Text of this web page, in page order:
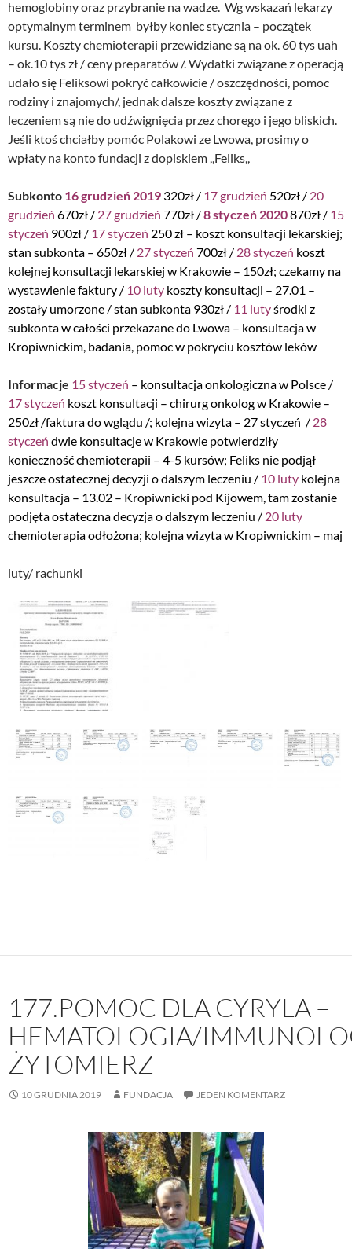
hemoglobiny oraz przybranie na wadze. Wg wskazań lekarzy
optymalnym terminem byłby koniec stycznia – początek
kursu. Koszty chemioterapii przewidziane są na ok. 60 tys uah
– ok.10 tys zł / ceny preparatów /. Wydatki związane z operacją
udało się Feliksowi pokryć całkowicie / oszczędności, pomoc
rodziny i znajomych/, jednak dalsze koszty związane z
leczeniem są nie do udźwignięcia przez chorego i jego bliskich.
Jeśli ktoś chciałby pomóc Polakowi ze Lwowa, prosimy o
wpłaty na konto fundacji z dopiskiem ,,Feliks,,
Subkonto 16 grudzień 2019 320zł / 17 grudzień 520zł / 20
grudzień 670zł / 27 grudzień 770zł /8 styczeń 2020870zł / 15
styczeń 900zł / 17 styczeń 250 zł – koszt konsultacji lekarskiej;
stan subkonta – 650zł / 27 styczeń 700zł / 28 styczeń koszt
kolejnej konsultacji lekarskiej w Krakowie – 150zł; czekamy na
wystawienie faktury / 10 luty koszty konsultacji – 27.01 –
zostały umorzone / stan subkonta 930zł / 11 lutyśrodki z
subkonta w całości przekazane do Lwowa – konsultacja w
Kropiwnickim, badania, pomoc w pokryciu kosztów leków
Informacje 15 styczeń – konsultacja onkologiczna w Polsce /
17 styczeń koszt konsultacji – chirurg onkolog w Krakowie –
250zł /faktura do wglądu /; kolejna wizyta – 27 styczeń / 28
styczeń dwie konsultacje w Krakowie potwierdziły
konieczność chemioterapii – 4-5 kursów; Feliks nie podjął
jeszcze ostatecznej decyzji o dalszym leczeniu / 10 luty kolejna
konsultacja – 13.02 – Kropiwnicki pod Kijowem, tam zostanie
podjęta ostateczna decyzja o dalszym leczeniu / 20 luty
chemioterapia odłożona; kolejna wizyta w Kropiwnickim – maj
luty/ rachunki
177.POMOC DLA CYRYLA –
HEMATOLOGIA/
ŻYTOMIERZ
10 GRUDNIA 2019 FUNDACJA JEDEN KOMENTARZ